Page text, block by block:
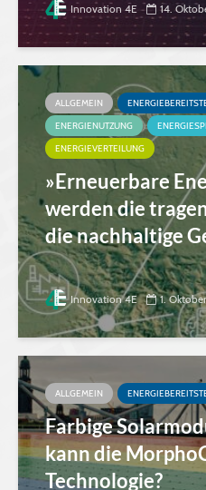
Innovation 4E 14.
ALLGEMEIN
ENERGIENUTZUNG
ENERGIEVERTEILUNG
»Erneuerbare
werden die
die nachhaltige
Innovation 4E 1.
ALLGEMEIN
Farbige
kann die
Technologie?